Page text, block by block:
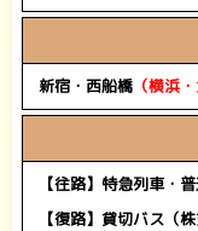
新宿・西船橋（横浜
【往路】特急列車・
【復路】貸切バス（